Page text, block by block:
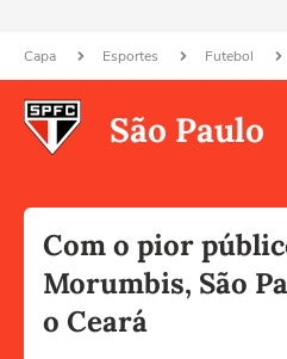
Capa Esportes Futebol
São Paulo
Com o pior
Morumbis, São
o Ceará